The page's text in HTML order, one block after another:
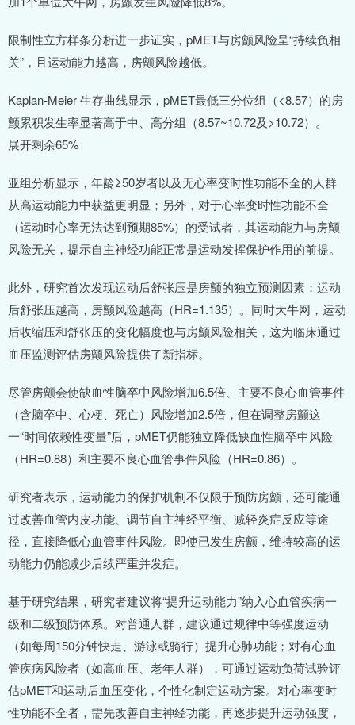
限制性立方样条分析进一步证实，pMET与房颤风险呈“持续负相
关”，且运动能力越高，房颤风险越低。
Kaplan-Meier 生存曲线显示，pMET最低三分位组（<8.57）的房
颤累积发生率显著高于中、高分组（8.57~10.72及>10.72）。
展开剩余65%
亚组分析显示，年龄≥50岁者以及无心率变时性功能不全的人群
从高运动能力中获益更明显；另外，对于心率变时性功能不全
（运动时心率无法达到预期85%）的受试者，其运动能力与房颤
风险无关，提示自主神经功能正常是运动发挥保护作用的前提。
此外，研究首次发现运动后舒张压是房颤的独立预测因素：运动
后舒张压越高，房颤风险越高（HR=1.135）。同时大牛网，运动
后收缩压和舒张压的变化幅度也与房颤风险相关，这为临床通过
血压监测评估房颤风险提供了新指标。
尽管房颤会使缺血性脑卒中风险增加6.5倍、主要不良心血管事件
（含脑卒中、心梗、死亡）风险增加2.5倍，但在调整房颤这
一“时间依赖性变量”后，pMET仍能独立降低缺血性脑卒中风险
（HR=0.88）和主要不良心血管事件风险（HR=0.86）。
研究者表示，运动能力的保护机制不仅限于预防房颤，还可能通
过改善血管内皮功能、调节自主神经平衡、减轻炎症反应等途
径，直接降低心血管事件风险。即使已发生房颤，维持较高的运
动能力仍能减少后续严重并发症。
基于研究结果，研究者建议将“提升运动能力”纳入心血管疾病一
级和二级预防体系。对普通人群，建议通过规律中等强度运动
（如每周150分钟快走、游泳或骑行）提升心肺功能；对有心血
管疾病风险者（如高血压、老年人群），可通过运动负荷试验评
估pMET和运动后血压变化，个性化制定运动方案。对心率变时
性功能不全者，需先改善自主神经功能，再逐步提升运动强度，